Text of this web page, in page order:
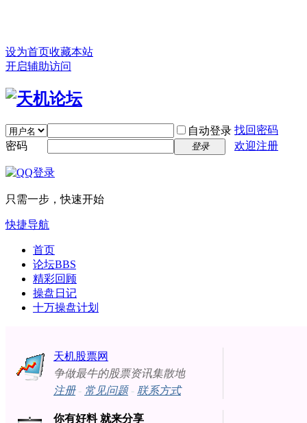
设为首页收藏本站
开启辅助访问
自动登录 找回密码
密码
登录 欢迎注册
只需一步，快速开始
快捷导航
首页
论坛BBS
精彩回顾
操盘日记
十万操盘计划
天机股票网
争做最牛的股票资讯集散地
注册- 常见问题- 联系方式
你有好料 就来分享